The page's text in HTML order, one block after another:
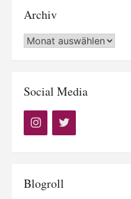
Archiv
Archiv
Social Media
Blogroll